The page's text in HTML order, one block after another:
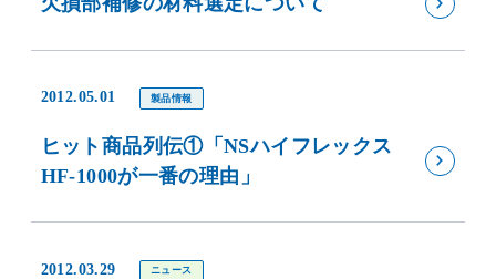
2012.05.01 製品情報
ヒット商品列伝①「NSハイフレックス
HF-1000が一番の理由」
2012.03.29 ニュース